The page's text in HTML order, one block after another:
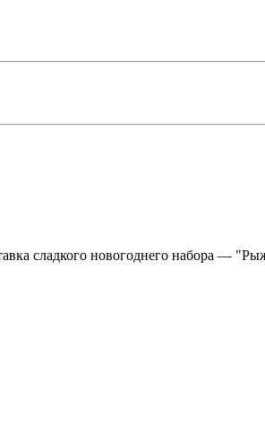
сладкого новогоднего набора —